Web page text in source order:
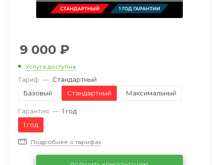
9 000 ₽
Услуга доступна
Тариф — Стандартный
Базовый
Стандартный Максимальный
Гарантия — 1 год
1 год
Подробнее о тарифах